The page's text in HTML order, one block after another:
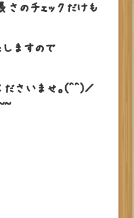
のチェックだけも
ますので
さいませ。(^^)／